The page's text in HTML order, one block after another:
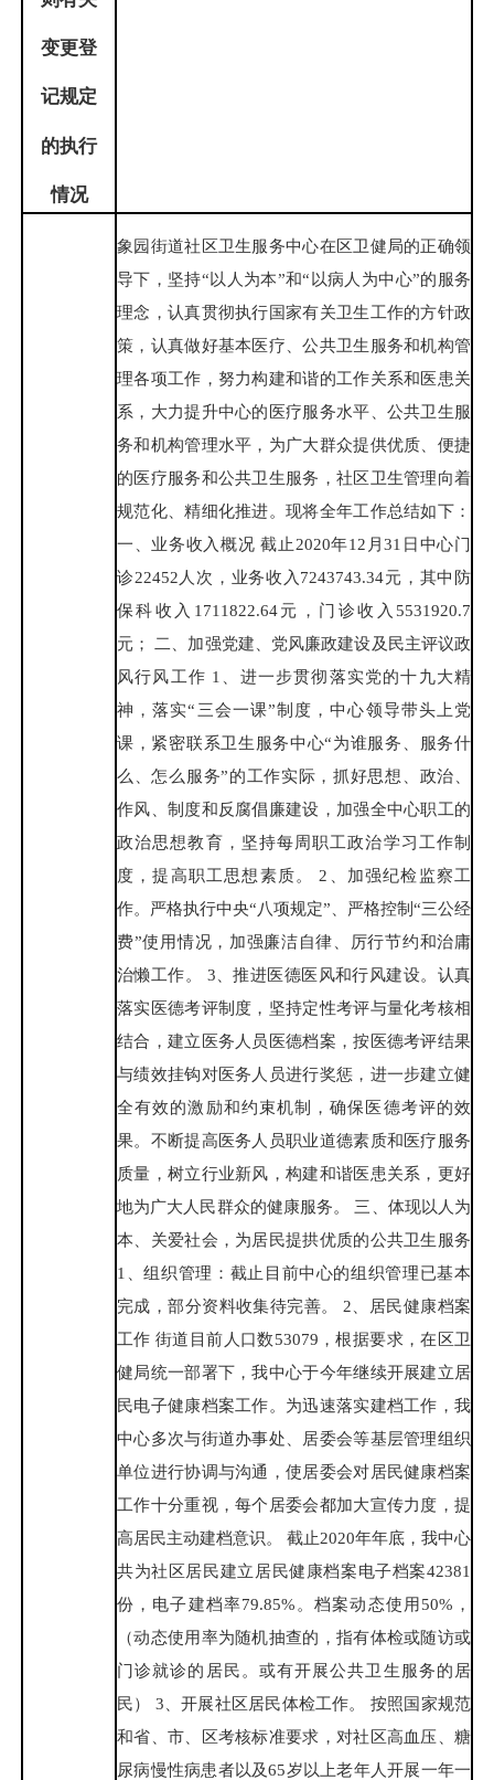
变更登
记规定
的执行
情况
象园街道社区卫生服务中心在区卫健局的正确领
导下，坚持“以人为本”和“以病人为中心”的服务
理念，认真贯彻执行国家有关卫生工作的方针政
策，认真做好基本医疗、公共卫生服务和机构管
理各项工作，努力构建和谐的工作关系和医患关
系，大力提升中心的医疗服务水平、公共卫生服
务和机构管理水平，为广大群众提供优质、便捷
的医疗服务和公共卫生服务，社区卫生管理向着
规范化、精细化推进。现将全年工作总结如下：
一、业务收入概况 截止2020年12月31日中心门
诊22452人次，业务收入7243743.34元，其中防
保科收入1711822.64元，门诊收入5531920.7
元； 二、加强党建、党风廉政建设及民主评议政
风行风工作 1、进一步贯彻落实党的十九大精
神，落实“三会一课”制度，中心领导带头上党
课，紧密联系卫生服务中心“为谁服务、服务什
么、怎么服务”的工作实际，抓好思想、政治、
作风、制度和反腐倡廉建设，加强全中心职工的
政治思想教育，坚持每周职工政治学习工作制
度，提高职工思想素质。 2、加强纪检监察工
作。严格执行中央“八项规定”、严格控制“三公经
费”使用情况，加强廉洁自律、厉行节约和治庸
治懒工作。 3、推进医德医风和行风建设。认真
落实医德考评制度，坚持定性考评与量化考核相
结合，建立医务人员医德档案，按医德考评结果
与绩效挂钩对医务人员进行奖惩，进一步建立健
全有效的激励和约束机制，确保医德考评的效
果。不断提高医务人员职业道德素质和医疗服务
质量，树立行业新风，构建和谐医患关系，更好
地为广大人民群众的健康服务。 三、体现以人为
本、关爱社会，为居民提拱优质的公共卫生服务
1、组织管理：截止目前中心的组织管理已基本
完成，部分资料收集待完善。 2、居民健康档案
工作 街道目前人口数53079，根据要求，在区卫
健局统一部署下，我中心于今年继续开展建立居
民电子健康档案工作。为迅速落实建档工作，我
中心多次与街道办事处、居委会等基层管理组织
单位进行协调与沟通，使居委会对居民健康档案
工作十分重视，每个居委会都加大宣传力度，提
高居民主动建档意识。 截止2020年年底，我中心
共为社区居民建立居民健康档案电子档案42381
份，电子建档率79.85%。档案动态使用50%，
（动态使用率为随机抽查的，指有体检或随访或
门诊就诊的居民。或有开展公共卫生服务的居
民） 3、开展社区居民体检工作。 按照国家规范
和省、市、区考核标准要求，对社区高血压、糖
尿病慢性病患者以及65岁以上老年人开展一年一